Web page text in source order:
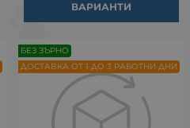
ВАРИАНТИ
БЕЗ ЗЪРНО
ДОСТАВКА ОТ 1 ДО 3 РАБОТНИ ДНИ